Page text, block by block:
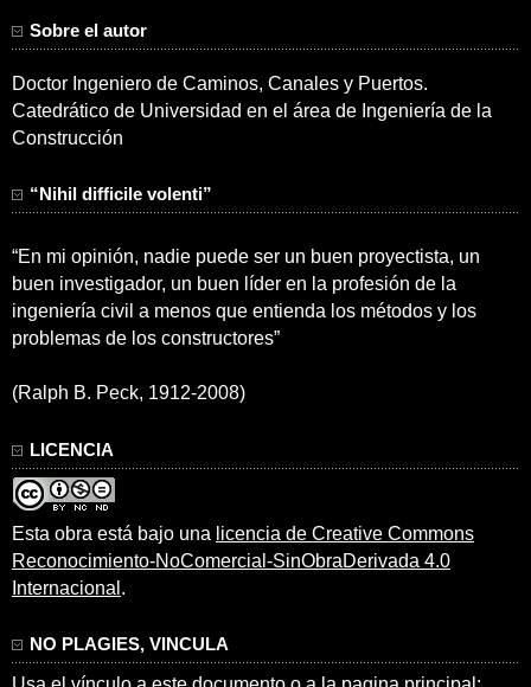
Sobre el autor
Doctor Ingeniero de Caminos, Canales y Puertos.
Catedrático de Universidad en el área de Ingeniería de la
Construcción
“Nihil difficile volenti”
“En mi opinión, nadie puede ser un buen proyectista, un
buen investigador, un buen líder en la profesión de la
ingeniería civil a menos que entienda los métodos y los
problemas de los constructores”
(Ralph B. Peck, 1912-2008)
LICENCIA
Esta obra está bajo una licencia de Creative Commons
Reconocimiento-NoComercial-SinObraDerivada 4.0
Internacional .
NO PLAGIES, VINCULA